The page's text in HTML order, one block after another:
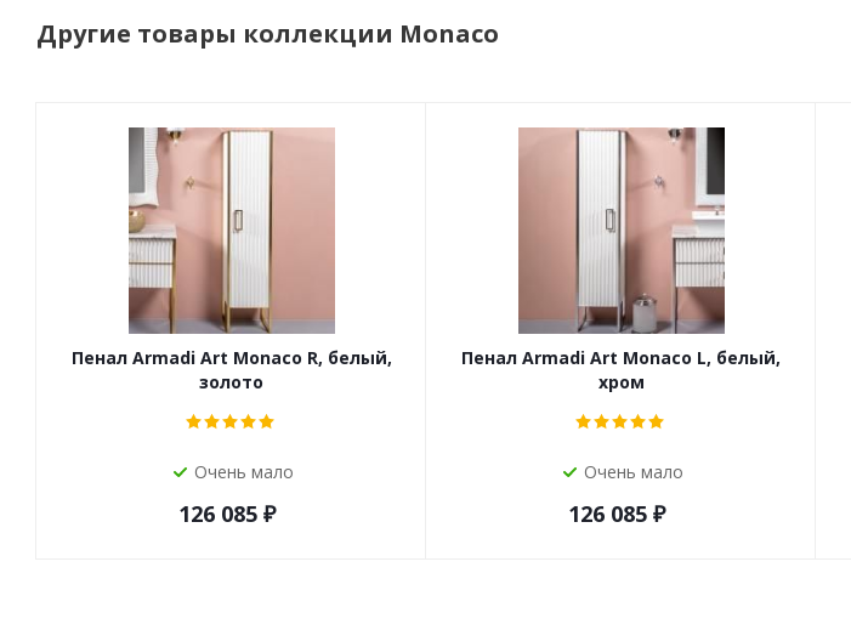
Другие товары коллекции Monaco
Пенал Armadi Art Monaco R, белый,
золото
Очень мало
126 085 ₽
Пенал Armadi Art Monaco L, белый,
хром
Очень мало
126 085 ₽